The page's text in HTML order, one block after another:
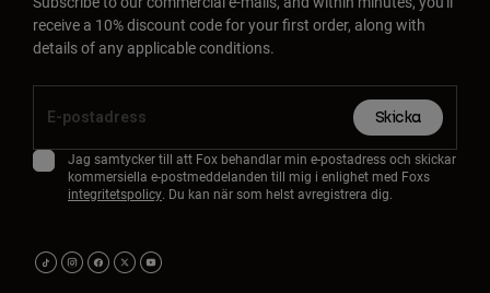
receive a 10% discount code for your first order, along with
details of any applicable conditions.
Skicka
Jag samtycker till att Fox behandlar min e-postadress och skickar
kommersiella e-postmeddelanden till mig i enlighet med Foxs
integritetspolicy. Du kan när som helst avregistrera dig.